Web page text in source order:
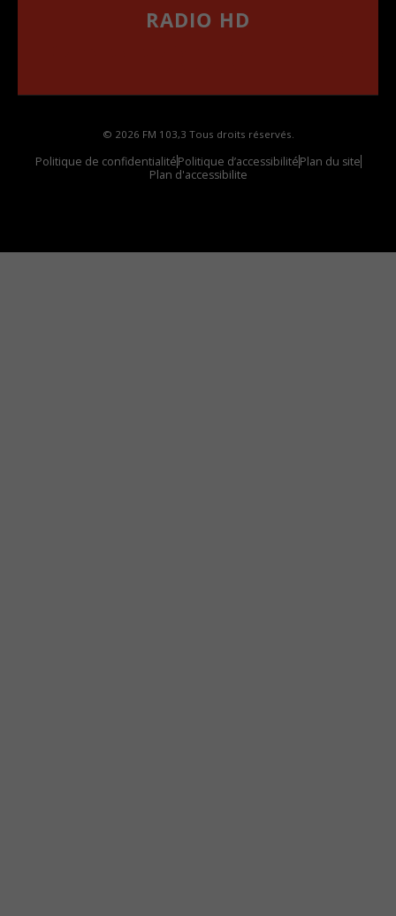
RADIO HD
© 2026 FM 103,3 Tous droits réservés.
Politique de confidentialitéPolitique d’accessibilitéPlan du site
Plan d'accessibilite